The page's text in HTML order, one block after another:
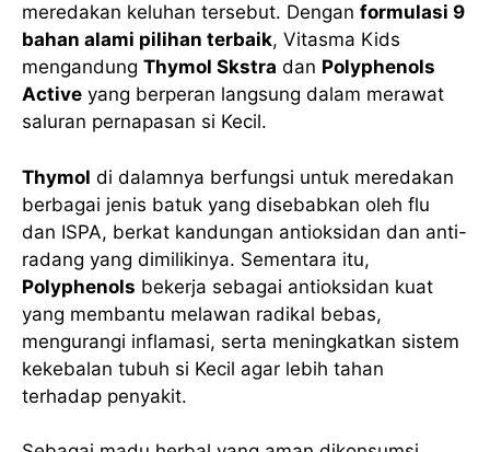
meredakan keluhan tersebut. Dengan formulasi 9
bahan alami pilihan terbaik, Vitasma Kids
mengandung Thymol Skstra dan Polyphenols
Active yang berperan langsung dalam merawat
saluran pernapasan si Kecil.
Thymol di dalamnya berfungsi untuk meredakan
berbagai jenis batuk yang disebabkan oleh flu
dan ISPA, berkat kandungan antioksidan dan anti-
radang yang dimilikinya. Sementara itu,
Polyphenols bekerja sebagai antioksidan kuat
yang membantu melawan radikal bebas,
mengurangi inflamasi, serta meningkatkan sistem
kekebalan tubuh si Kecil agar lebih tahan
terhadap penyakit.